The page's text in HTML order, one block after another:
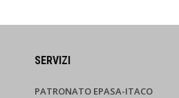
SERVIZI
PATRONATO EPASA-ITACO